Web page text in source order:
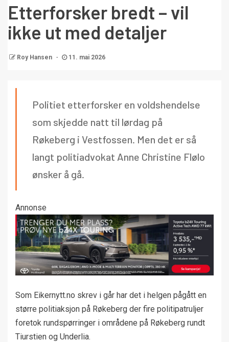
Etterforsker bredt – vil
ikke ut med detaljer
Roy Hansen 11. mai 2026
Politiet etterforsker en voldshendelse
som skjedde natt til lørdag på
Røkeberg i Vestfossen. Men det er så
langt politiadvokat Anne Christine Flølo
ønsker å gå.
Annonse
Som Eikernytt.no skrev i går har det i helgen pågått en
større politiaksjon på Røkeberg der fire politipatruljer
foretok rundspørringer i områdene på Røkeberg rundt
Tiurstien og Underlia.